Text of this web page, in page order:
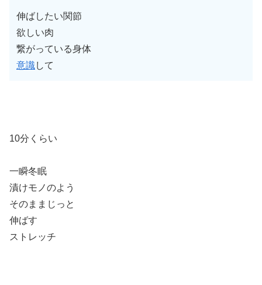
伸ばしたい関節
欲しい肉
繋がっている身体
意識して
10分くらい
一瞬冬眠
漬けモノのよう
そのままじっと
伸ばす
ストレッチ